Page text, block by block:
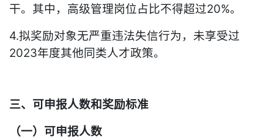
干。其中，高级管理岗位占比不得超过20%。
4.拟奖励对象无严重违法失信行为，未享受过
2023年度其他同类人才政策。
三、可申报人数和奖励标准
（一）可申报人数